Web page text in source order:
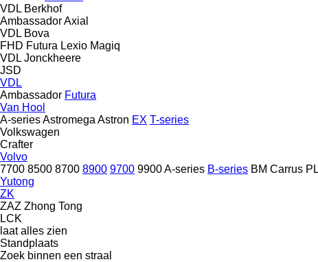
VDL Berkhof
AmbassadorAxial
VDL Bova
FHD Futura Lexio Magiq
VDL Jonckheere
JSD
VDL
Ambassador Futura
Van Hool
A-seriesAstromega Astron EX T-series
Volkswagen
Crafter
Volvo
7700 8500 8700 8900 9700 9900A-series B-series BM Carrus PL
Yutong
ZK
ZAZ Zhong Tong
LCK
laat alles zien
Standplaats
Zoek binnen een straal